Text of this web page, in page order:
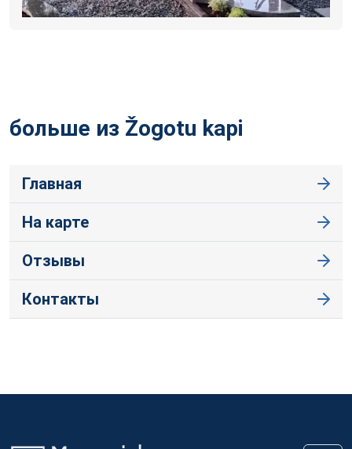
больше из Žogotu kapi
Главная
На карте
Отзывы
Контакты